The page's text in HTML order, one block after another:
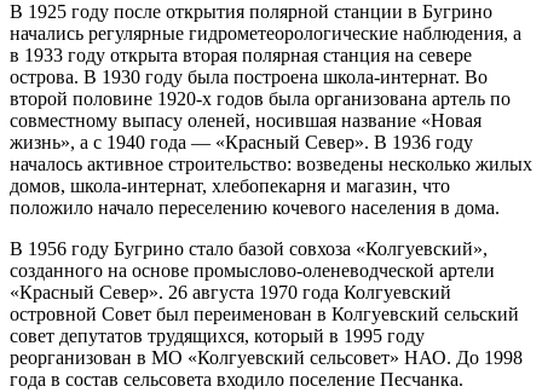
В 1925 году после открытия полярной станции в Бугрино
начались регулярные гидрометеорологические наблюдения, а
в 1933 году открыта вторая полярная станция на севере
острова. В 1930 году была построена школа-интернат. Во
второй половине 1920-х годов была организована артель по
совместному выпасу оленей, носившая название «Новая
жизнь», а с 1940 года — «Красный Север». В 1936 году
началось активное строительство: возведены несколько жилых
домов, школа-интернат, хлебопекарня и магазин, что
положило начало переселению кочевого населения в дома.
В 1956 году Бугрино стало базой совхоза «Колгуевский»,
созданного на основе промыслово-оленеводческой артели
«Красный Север». 26 августа 1970 года Колгуевский
островной Совет был переименован в Колгуевский сельский
совет депутатов трудящихся, который в 1995 году
реорганизован в МО «Колгуевский сельсовет» НАО. До 1998
года в состав сельсовета входило поселение Песчанка.